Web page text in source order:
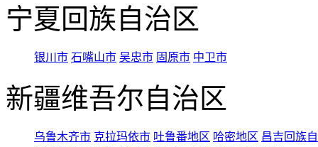
宁夏回族自治区
银川市 石嘴山市 吴忠市 固原市 中卫市
新疆维吾尔自治区
乌鲁木齐市 克拉玛依市 吐鲁番地区 哈密地区 昌吉回族